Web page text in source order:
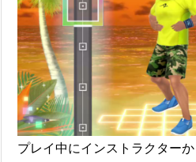
プレイ中にインストラクター